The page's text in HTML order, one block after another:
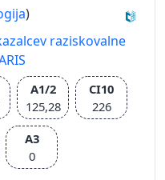
)
raziskovalne
A1/2
125,28
CI10
226
A3
0